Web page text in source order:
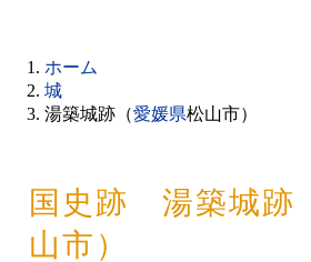
ホーム
城
湯築城跡（愛媛県松山市）
国史跡 湯築城跡
山市）